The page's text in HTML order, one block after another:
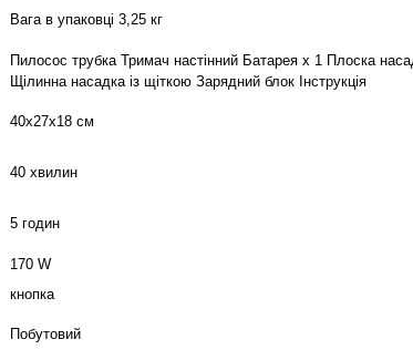
Вага в упаковці 3,25 кг
Пилосос трубка Тримач настінний Батарея х 1 Плоска
Щілинна насадка із щіткою Зарядний блок Інструкція
40х27х18 см
40 хвилин
5 годин
170 W
кнопка
Побутовий